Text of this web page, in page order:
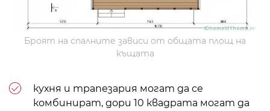
Броят на спалните зависи от общата площ на
къщата
кухня и трапезария могат да се
комбинират, дори 10 квадрата могат да